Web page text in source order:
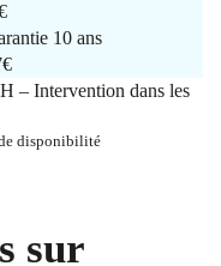
10 ans
– Intervention dans les
disponibilité
sur